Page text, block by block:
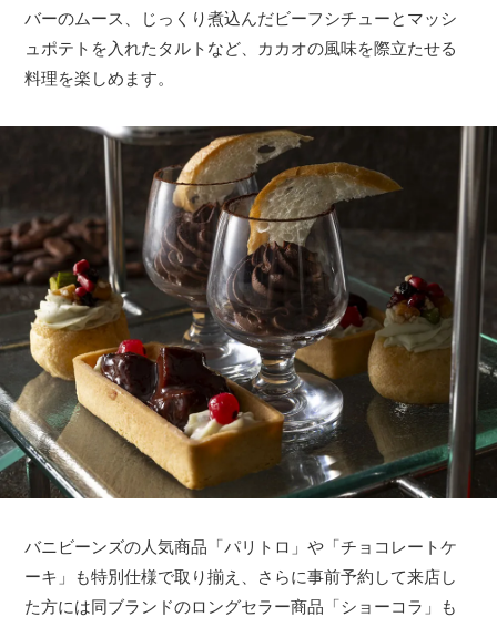
バーのムース、じっくり煮込んだビーフシチューとマッシ
ュポテトを入れたタルトなど、カカオの風味を際立たせる
料理を楽しめます。
バニビーンズの人気商品「パリトロ」や「チョコレートケ
ーキ」も特別仕様で取り揃え、さらに事前予約して来店し
た方には同ブランドのロングセラー商品「ショーコラ」も